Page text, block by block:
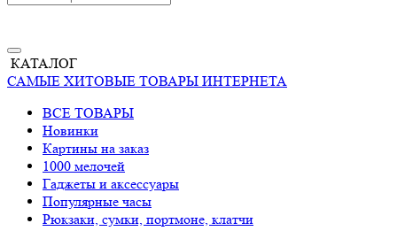
КАТАЛОГ
САМЫЕ ХИТОВЫЕ ТОВАРЫ ИНТЕРНЕТА
ВСЕ ТОВАРЫ
Новинки
Картины на заказ
1000 мелочей
Гаджеты и аксессуары
Популярные часы
Рюкзаки, сумки, портмоне, клатчи